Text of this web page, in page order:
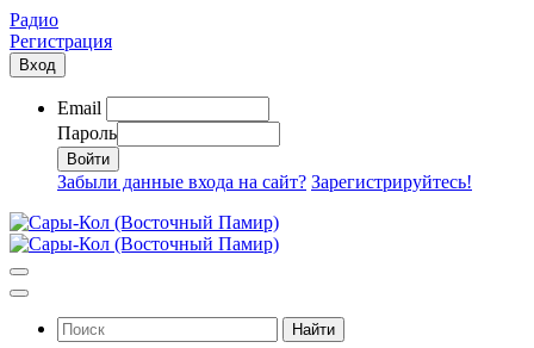
Радио
Регистрация
Вход
Email
Пароль
Забыли данные входа на сайт? Зарегистрируйтесь!
Найти